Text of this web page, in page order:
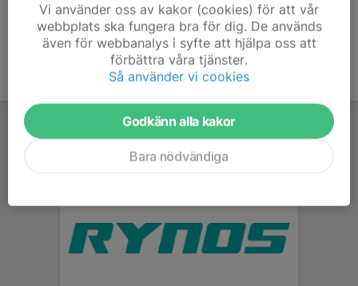
Vi använder oss av kakor (cookies) för att vår
webbplats ska fungera bra för dig. De används
även för webbanalys i syfte att hjälpa oss att
förbättra våra tjänster.
Så använder vi cookies
Godkänn alla kakor
Bara nödvändiga